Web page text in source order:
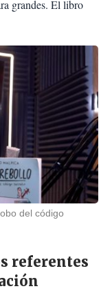
grandes. El libro
del código
referentes